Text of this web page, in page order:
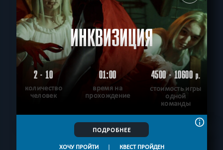
ИНКВИЗИЦИЯ
2 - 10
количество
человек
01:00
время на
прохождение
4500 - 10600р.
стоимость игры
одной
команды
ПОДРОБНЕЕ
ХОЧУ ПРОЙТИ | КВЕСТ ПРОЙДЕН